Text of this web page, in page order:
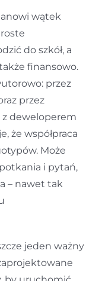
wątek
do szkół, a
finansowo.
przez
przez
z deweloperem
że współpraca
Może
i pytań,
– nawet tak
jeden ważny